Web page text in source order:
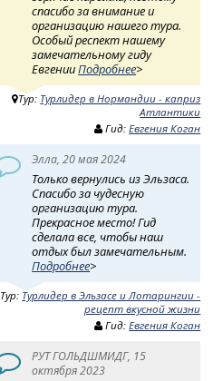
спасибо за внимание и
организацию нашего тура.
Особый респект нашему
замечательному гиду
ЕвгенииПодробнее>
Тур: Турлидер в Нормандии - каприз
Атлантики
Гид:Евгения Коган
Элла, 20 мая 2024
Только вернулись из Эльзаса.
Спасибо за чудесную
организацию тура.
Прекрасное место! Гид
сделала все, чтобы наш
отдых был замечательным.
Подробнее>
Тур: Турлидер в Эльзасе и Лотарингии -
рецепт вкусной жизни
Гид:Евгения Коган
РУТ ГОЛЬДШМИДГ, 15
октября 2023